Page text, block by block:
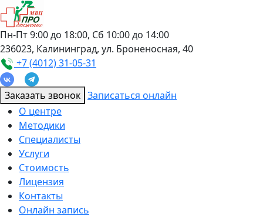
Пн-Пт 9:00 до 18:00, Сб 10:00 до 14:00
236023, Калининград, ул. Броненосная, 40
+7 (4012) 31-05-31
Заказать звонок Записаться онлайн
О центре
Методики
Специалисты
Услуги
Стоимость
Лицензия
Контакты
Онлайн запись